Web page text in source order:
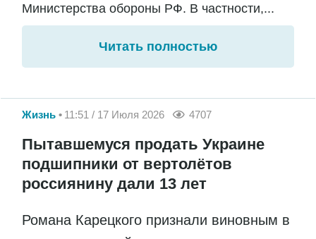
Министерства обороны РФ. В частности,...
Читать полностью
Жизнь 11:51 / 17 Июля 2026 4707
Пытавшемуся продать Украине
подшипники от вертолётов
россиянину дали 13 лет
Романа Карецкого признали виновным в